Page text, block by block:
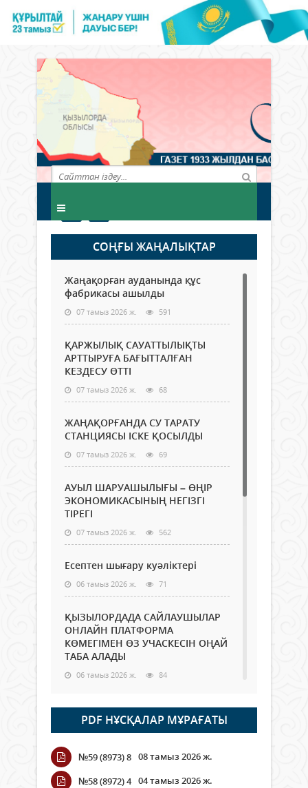
СОҢҒЫ ЖАҢАЛЫҚТАР
Жаңақорған ауданында құс
фабрикасы ашылды
07 тамыз 2026 ж. 591
ҚАРЖЫЛЫҚ САУАТТЫЛЫҚТЫ
АРТТЫРУҒА БАҒЫТТАЛҒАН
КЕЗДЕСУ ӨТТІ
07 тамыз 2026 ж. 68
ЖАҢАҚОРҒАНДА СУ ТАРАТУ
СТАНЦИЯСЫ ІСКЕ ҚОСЫЛДЫ
07 тамыз 2026 ж. 69
АУЫЛ ШАРУАШЫЛЫҒЫ – ӨҢІР
ЭКОНОМИКАСЫНЫҢ НЕГІЗГІ
ТІРЕГІ
07 тамыз 2026 ж. 562
Есептен шығару куәліктері
06 тамыз 2026 ж. 71
ҚЫЗЫЛОРДАДА САЙЛАУШЫЛАР
ОНЛАЙН ПЛАТФОРМА
КӨМЕГІМЕН ӨЗ УЧАСКЕСІН ОҢАЙ
ТАБА АЛАДЫ
06 тамыз 2026 ж. 84
Open Air: Қызылорда облысы
полиция департаменті 20
мыңнан астам көрерменнің
қауіпсіздігін қамтамасыз етті
06 тамыз 2026 ж.
PDF НҰСҚАЛАР МҰРАҒАТЫ
№59 (8973) 8 08 тамыз 2026 ж.
№58 (8972) 4 04 тамыз 2026 ж.